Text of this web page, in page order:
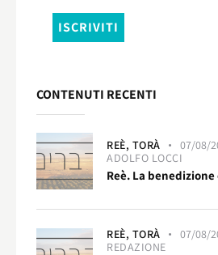
CONTENUTI RECENTI
REÈ, TORÀ 07/08/
ADOLFO LOCCI
Reè. La
REÈ, TORÀ 07/08/
REDAZIONE